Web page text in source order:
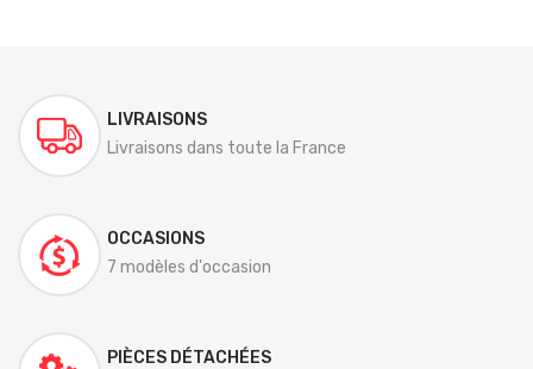
LIVRAISONS
Livraisons dans toute la France
OCCASIONS
7 modèles d'occasion
PIÈCES DÉTACHÉES